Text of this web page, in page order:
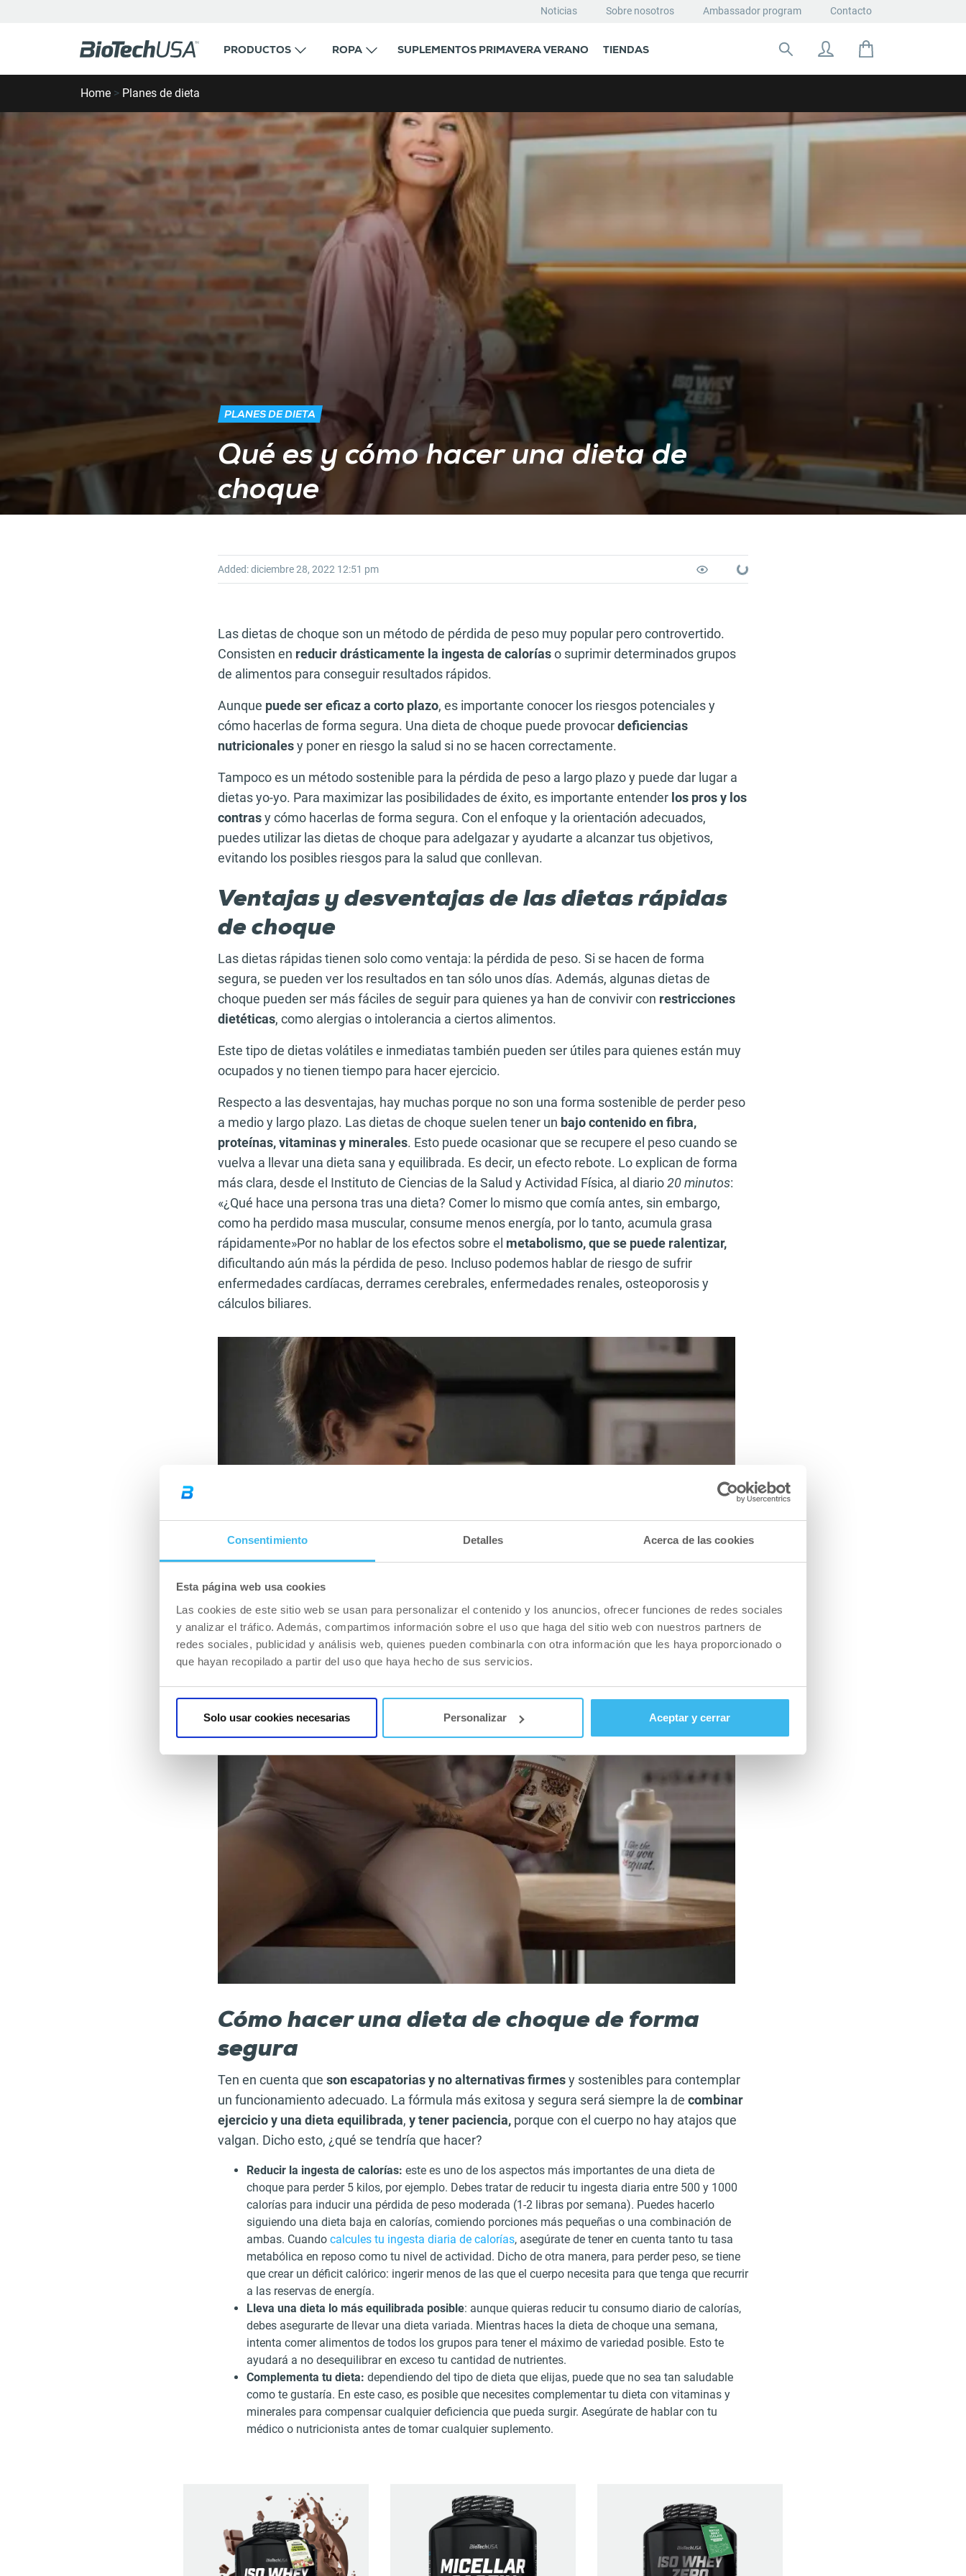
Consentimiento Detalles Acerca de las cookies
Esta página web usa cookies
Las cookies de este sitio web se usan para personalizar el contenido y los anuncios, ofrecer funciones de redes sociales
y analizar el tráfico. Además, compartimos información sobre el uso que haga del sitio web con nuestros partners de
redes sociales, publicidad y análisis web, quienes pueden combinarla con otra información que les haya proporcionado o
que hayan recopilado a partir del uso que haya hecho de sus servicios.
Solo usar cookies necesarias Personalizar Aceptar y cerrar
Noticias Sobre nosotros Ambassador program Contacto
PRODUCTOS ROPA SUPLEMENTOS PRIMAVERA VERANO TIENDAS
Buscar:
Home > Planes de dieta
PLANES DE DIETA
Qué es y cómo hacer una dieta de
choque
Added:diciembre 28, 2022 12:51 pm
Loading...
Las dietas de choque son un método de pérdida de peso muy popular pero controvertido.
Consisten en reducir drásticamente la ingesta de caloríaso suprimir determinados grupos
de alimentos para conseguir resultados rápidos.
Aunque puede ser eficaz a corto plazo, es importante conocer los riesgos potenciales y
cómo hacerlas de forma segura. Una dieta de choque puede provocardeficiencias
nutricionalesy poner en riesgo la salud si no se hacen correctamente.
Tampoco es un método sostenible para la pérdida de peso a largo plazo y puede dar lugar a
dietas yo-yo. Para maximizar las posibilidades de éxito, es importante entender los pros y los
contrasy cómo hacerlas de forma segura. Con el enfoque y la orientación adecuados,
puedes utilizar las dietas de choque para adelgazar y ayudarte a alcanzar tus objetivos,
evitando los posibles riesgos para la salud que conllevan.
Ventajas y desventajas de las dietas rápidas
de choque
Las dietas rápidas tienen solo como ventaja: la pérdida de peso. Si se hacen de forma
segura, se pueden ver los resultados en tan sólo unos días. Además, algunas dietas de
choque pueden ser más fáciles de seguir para quienes ya han de convivir con restricciones
dietéticas, como alergias o intolerancia a ciertos alimentos.
Este tipo de dietas volátiles e inmediatas también pueden ser útiles para quienes están muy
ocupados y no tienen tiempo para hacer ejercicio.
Respecto a las desventajas, hay muchas porque no son una forma sostenible de perder peso
a medio y largo plazo. Las dietas de choque suelen tener un bajo contenido en fibra,
proteínas, vitaminas y minerales. Esto puede ocasionar que se recupere el peso cuando se
vuelva a llevar una dieta sana y equilibrada. Es decir, un efecto rebote. Lo explican de forma
más clara, desde el Instituto de Ciencias de la Salud y Actividad Física, al diario20 minutos:
«¿Qué hace una persona tras una dieta? Comer lo mismo que comía antes, sin embargo,
como ha perdido masa muscular, consume menos energía, por lo tanto, acumula grasa
rápidamente»Por no hablar de los efectos sobre el metabolismo, que se puede ralentizar,
dificultando aún más la pérdida de peso. Incluso podemos hablar de riesgo de sufrir
enfermedades cardíacas, derrames cerebrales, enfermedades renales, osteoporosis y
cálculos biliares.
Cómo hacer una dieta de choque de forma
segura
Ten en cuenta que son escapatorias y no alternativas firmesy sostenibles para contemplar
un funcionamiento adecuado. La fórmula más exitosa y segura será siempre la de combinar
ejercicio y una dieta equilibrada, y tener paciencia, porque con el cuerpo no hay atajos que
valgan. Dicho esto, ¿qué se tendría que hacer?
Reducir la ingesta de calorías: este es uno de los aspectos más importantes de una dieta de
choque para perder 5 kilos, por ejemplo. Debes tratar de reducir tu ingesta diaria entre 500 y 1000
calorías para inducir una pérdida de peso moderada (1-2 libras por semana). Puedes hacerlo
siguiendo una dieta baja en calorías, comiendo porciones más pequeñas o una combinación de
ambas. Cuando calcules tu ingesta diaria de calorías, asegúrate de tener en cuenta tanto tu tasa
metabólica en reposo como tu nivel de actividad. Dicho de otra manera, para perder peso, se tiene
que crear un déficit calórico: ingerir menos de las que el cuerpo necesita para que tenga que recurrir
a las reservas de energía.
Lleva una dieta lo más equilibrada posible: aunque quieras reducir tu consumo diario de calorías,
debes asegurarte de llevar una dieta variada. Mientras haces la dieta de choque una semana,
intenta comer alimentos de todos los grupos para tener el máximo de variedad posible. Esto te
ayudará a no desequilibrar en exceso tu cantidad de nutrientes.
Complementa tu dieta: dependiendo del tipo de dieta que elijas, puede que no sea tan saludable
como te gustaría. En este caso, es posible que necesites complementar tu dieta con vitaminas y
minerales para compensar cualquier deficiencia que pueda surgir. Asegúrate de hablar con tu
médico o nutricionista antes de tomar cualquier suplemento.